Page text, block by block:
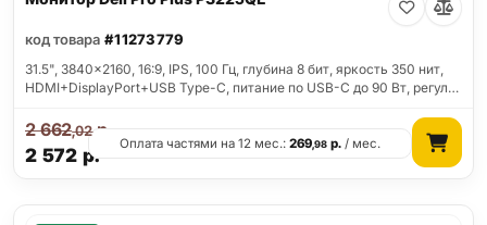
код товара #11273779
31.5", 3840x2160, 16:9, IPS, 100 Гц, глубина 8 бит, яркость 350 нит,
HDMI+DisplayPort+USB Type-C, питание по USB-C до 90 Вт, регул…
2 572 р.
2 662,02р.
Оплата частями на 12 мес.:269,98 р. / мес.